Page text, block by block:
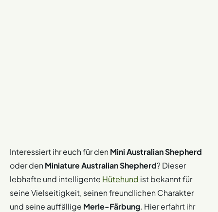
Interessiert ihr euch für denMini Australian Shepherd
oder denMiniature Australian Shepherd? Dieser
lebhafte und intelligente Hütehund ist bekannt für
seine Vielseitigkeit, seinen freundlichen Charakter
und seine auffällige Merle-Färbung. Hier erfahrt ihr